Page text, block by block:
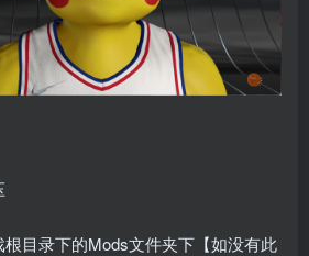
目录下的Mods文件夹下【如没有此